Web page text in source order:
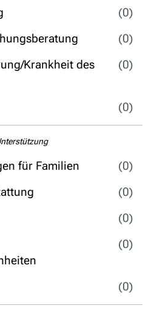
(0)
(0)
Krankheit des
(0)
(0)
für Familien
(0)
(0)
(0)
(0)
(0)